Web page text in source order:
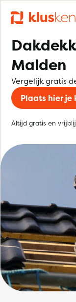
Malden
Vergelijk gratis
Plaats hier je
Altijd gratis en